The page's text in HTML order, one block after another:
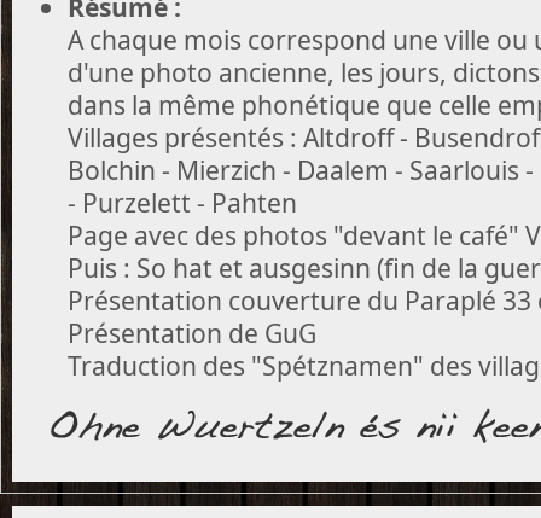
A chaque mois correspond une ville ou
d'une photo ancienne, les jours,
dans la même phonétique que celle
Villages présentés : Altdroff -
Bolchin - Mierzich - Daalem - Saarlouis
- Purzelett - Pahten
Page avec des photos "devant le café"
Puis : So hat et ausgesinn (fin de la
Présentation couverture du Paraplé
Présentation de GuG
Traduction des "Spétznamen" des